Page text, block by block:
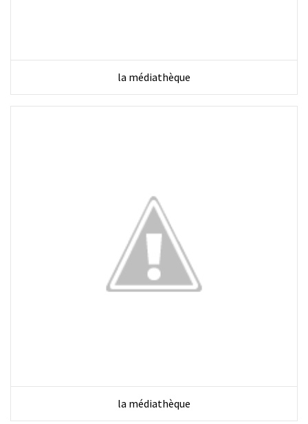
la médiathèque
la médiathèque